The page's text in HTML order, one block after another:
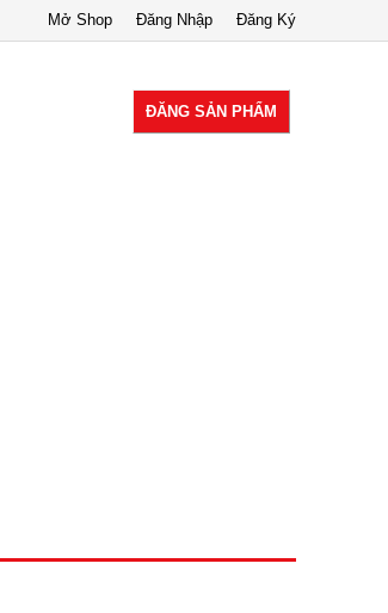
Đăng Ký
Đăng Nhập
Mở Shop
ĐĂNG SẢN PHẨM